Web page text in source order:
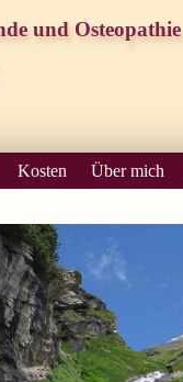
und Osteopathie
Kosten Über mich